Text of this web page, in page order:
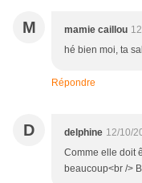
M mamie caillou
hé bien moi, ta
Répondre
D delphine 12/10/
Comme elle doit
beaucoup<br />